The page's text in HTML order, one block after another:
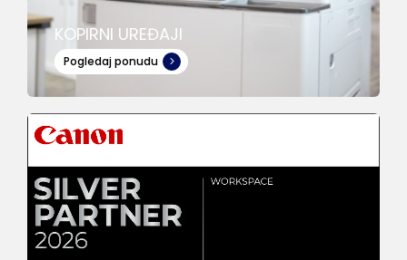
KOPIRNI UREĐAJI
Pogledaj ponudu